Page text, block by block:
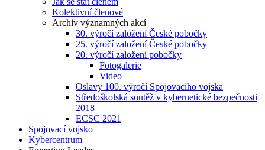
Kolektivní členové
Archiv významných akcí
30. výročí založení České pobočky
25. výročí založení České pobočky
20. výročí založení pobočky
Fotogalerie
Video
Oslavy 100. výročí Spojovacího vojska
Středoškolská soutěž v kybernetické bezpečnosti
2018
ECSC 2021
Spojovací vojsko
Kybercentrum